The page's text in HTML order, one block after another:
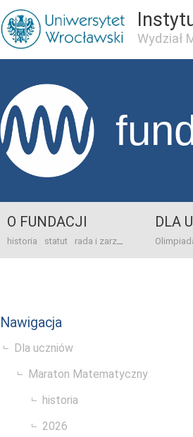
Wydział
O FUNDACJI
historia statut rada i zarząd dane
DLA
Nawigacja
Dla uczniów
Maraton Matematyczny
historia
2026